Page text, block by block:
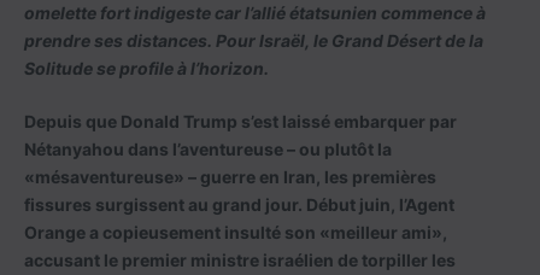
omelette fort indigeste car l’allié étatsunien commence à
prendre ses distances. Pour Israël, le Grand Désert de la
Solitude se profile à l’horizon.
Depuis que Donald Trump s’est laissé embarquer par
Nétanyahou dans l’aventureuse – ou plutôt la
«mésaventureuse» – guerre en Iran, les premières
fissures surgissent au grand jour. Début juin, l’Agent
Orange a copieusement insulté son «meilleur ami»,
accusant le premier ministre israélien de torpiller les